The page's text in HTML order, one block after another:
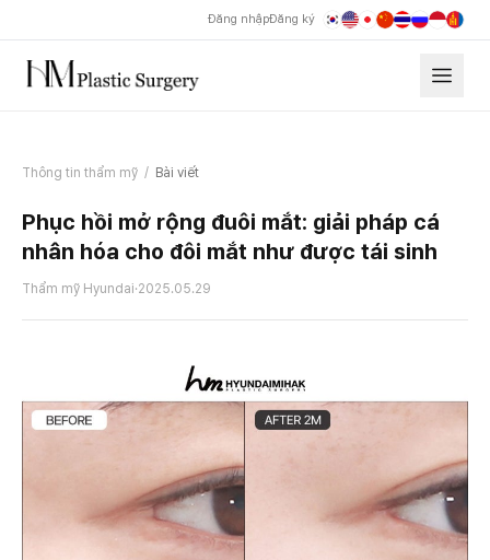
Đăng nhậpĐăng ký
Thông tin thẩm mỹ / Bài viết
Phục hồi mở rộng đuôi mắt: giải pháp cá
nhân hóa cho đôi mắt như được tái sinh
Thẩm mỹ Hyundai·2025.05.29